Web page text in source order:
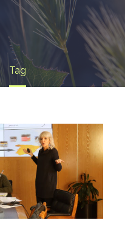
Tag